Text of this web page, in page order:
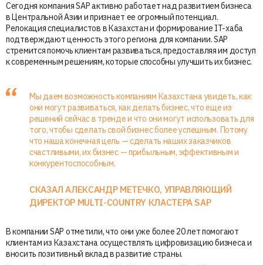
Сегодня компания SAP активно работает над развитием бизнеса
в Центральной Азии и признает ее огромный потенциал.
Релокация специалистов в Казахстан и формирование IT-хаба
подтверждают ценность этого региона для компании. SAP
стремится помочь клиентам развиваться, предоставляя им доступ
к современным решениям, которые способны улучшить их бизнес.
Мы даем возможность компаниям Казахстана увидеть, как
они могут развиваться, как делать бизнес, что еще из
решений сейчас в тренде и что они могут использовать для
того, чтобы сделать свой бизнес более успешным. Потому
что наша конечная цель — сделать наших заказчиков
счастливыми, их бизнес — прибыльным, эффективным и
конкурентоспособным.
СКАЗАЛ АЛЕКСАНДР МЕТЕЧКО, УПРАВЛЯЮЩИЙ
ДИРЕКТОР MULTI-COUNTRY КЛАСТЕРА SAP
В компании SAP отметили, что они уже более 20 лет помогают
клиентам из Казахстана осуществлять цифровизацию бизнеса и
вносить позитивный вклад в развитие страны.